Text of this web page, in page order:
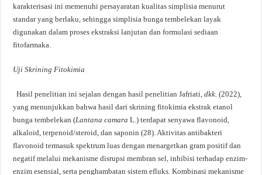
karakterisasi ini memenuhi persayaratan kualitas simplisia menurut
standar yang berlaku, sehingga simplisia bunga tembelekan layak
digunakan dalam proses ekstraksi lanjutan dan formulasi sediaan
fitofarmaka.
Uji Skrining Fitokimia
Hasil penelitian ini sejalan dengan hasil penelitian Jafriati,dkk. (2022),
yang menunjukkan bahwa hasil dari skrining fitokimia ekstrak etanol
bunga tembelekan (Lantana camara L.) terdapat senyawa flavonoid,
alkaloid, terpenoid/steroid, dan saponin (28). Aktivitas antibakteri
flavonoid termasuk spektrum luas dengan menargetkan gram positif dan
negatif melalui mekanisme disrupsi membran sel, inhibisi terhadap enzim-
enzim esensial, serta penghambatan sistem efluks. Kombinasi mekanisme